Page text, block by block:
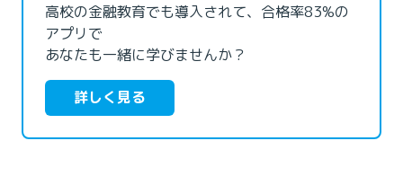
高校の金融教育でも導入されて、合格率83%の
アプリで
あなたも一緒に学びませんか？
詳しく見る